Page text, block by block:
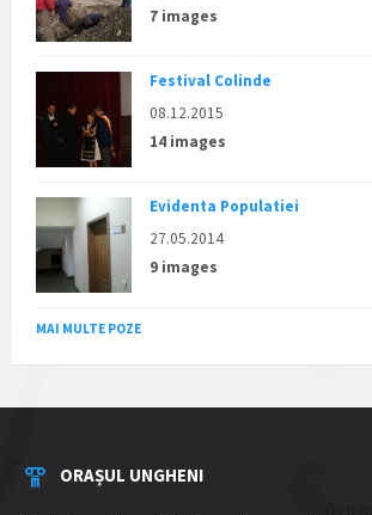
7 images
Festival Colinde
08.12.2015
14 images
Evidenta Populatiei
27.05.2014
9 images
MAI MULTE POZE
ORAȘUL UNGHENI